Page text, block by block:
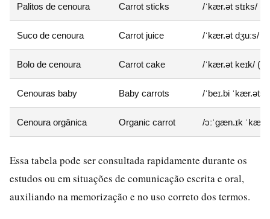
Palitos de cenoura Carrot sticks /ˈkær.ət stɪks/
Suco de cenoura Carrot juice /ˈkær.ət dʒuːs/
Bolo de cenoura Carrot cake /ˈkær.ət keɪk/
Cenouras baby Baby carrots /ˈbeɪ.bi
Cenoura orgânica Organic carrot /ɔːˈɡæn.ɪk
Essa tabela pode ser consultada rapidamente durante os
estudos ou em situações de comunicação escrita e oral,
auxiliando na memorização e no uso correto dos termos.